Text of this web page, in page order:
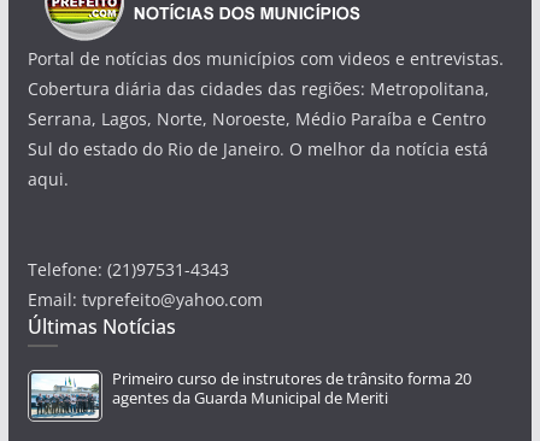
Portal de notícias dos municípios com videos e entrevistas.
Cobertura diária das cidades das regiões: Metropolitana,
Serrana, Lagos, Norte, Noroeste, Médio Paraíba e Centro
Sul do estado do Rio de Janeiro. O melhor da notícia está
aqui.
Telefone: (21)97531-4343
Email: tvprefeito@yahoo.com
Últimas Notícias
Primeiro curso de instrutores de trânsito forma 20
agentes da Guarda Municipal de Meriti